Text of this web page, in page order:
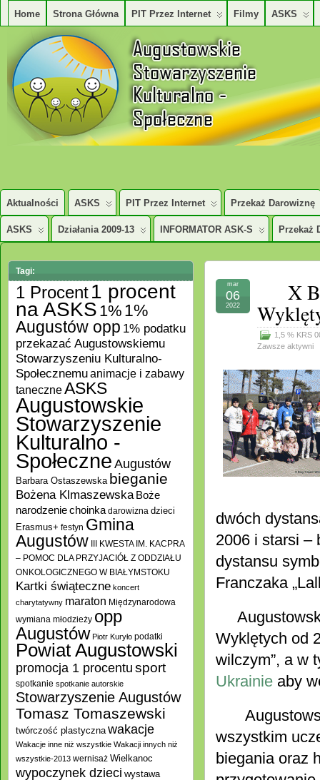
Home Strona Główna PIT Przez Internet Filmy ASKS
AUGUSTOWSKIE STOWARZYSZENE KULTURALNO – SPOŁECZNE
Aktualności ASKS PIT Przez Internet Przekaż Darowiznę
ASKS Działania 2009-13 INFORMATOR ASK-S Przekaż
X
1,5 % KRS
Zawsze aktywni
mar
06
2022
dwóch
2006 i starsi –
dystansu
Franczaka
Wyklętych od
wilczym”, a w
Ukrainie aby
wszystkim
biegania oraz
Tagi:
1 Procent1 procent
na ASKS 1% 1%
Augustów opp 1% podatku
przekazać Augustowskiemu
Stowarzyszeniu Kulturalno-
Społecznemuanimacje i zabawy
taneczneASKS
Augustowskie
Stowarzyszenie
Kulturalno -
Społeczne Augustów
Barbara Ostaszewska bieganie
Bożena Klmaszewska Boże
narodzeniechoinka darowizna dzieci
Erasmus+ festyn Gmina
Augustów III KWESTA IM. KACPRA
– POMOC DLA PRZYJACIÓŁ Z ODDZIAŁU
ONKOLOGICZNEGO W BIAŁYMSTOKU
Kartki świąteczne koncert
charytatywny maraton Międzynarodowa
wymiana młodzieży opp
Augustów Piotr Kuryło podatki
Powiat Augustowski
promocja 1 procentusport
spotkanie spotkanie autorskie
Stowarzyszenie Augustów
Tomasz Tomaszewski
twórczość plastyczna wakacje
Wakacje inne niż wszystkie Wakacji innych niż
wszystkie-2013 wernisaż Wielkanoc
wypoczynek dzieci wystawa